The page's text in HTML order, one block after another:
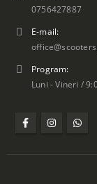
0756427887
E-mail:
Program:
Luni - Vineri /